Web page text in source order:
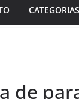
CATEGORIAS
de